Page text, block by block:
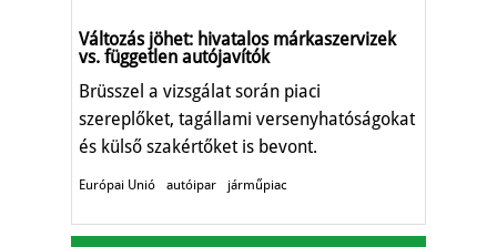
Változás jöhet: hivatalos márkaszervizek
vs. független autójavítók
Brüsszel a vizsgálat során piaci
szereplőket, tagállami versenyhatóságokat
és külső szakértőket is bevont.
Európai Unió autóipar járműpiac